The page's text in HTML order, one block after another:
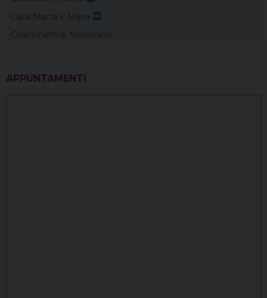
Casa Marta e Maria
Chierichetti & Ministranti
APPUNTAMENTI